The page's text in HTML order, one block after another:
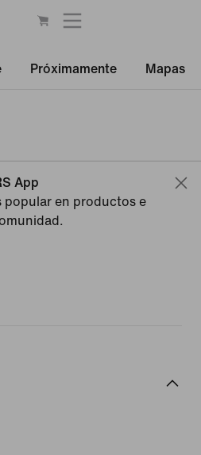
Próximamente Mapas
App
popular en productos e